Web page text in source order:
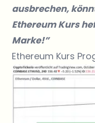
ausbrechen,
Ethereum Kurs
Marke!”
Ethereum Kurs